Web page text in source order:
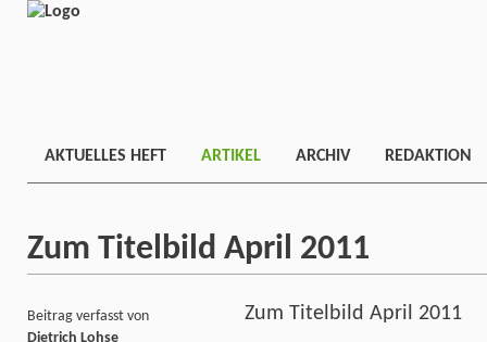
AKTUELLES HEFT ARTIKEL ARCHIV REDAKTION
Zum Titelbild April 2011
Zum Titelbild April 2011
Beitrag verfasst von
Dietrich Lohse